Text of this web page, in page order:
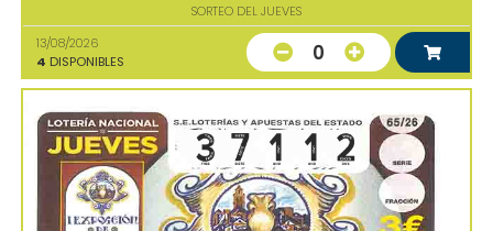
SORTEO DEL JUEVES
13/08/2026
4 DISPONIBLES 0